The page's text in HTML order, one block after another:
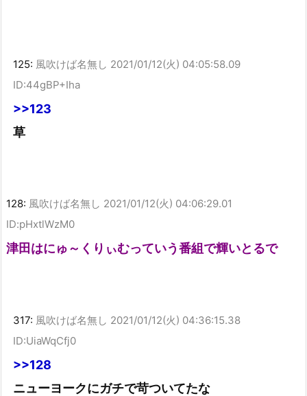
125: 風吹けば名無し 2021/01/12(火) 04:05:58.09
ID:44gBP+Iha
>>123
草
128: 風吹けば名無し 2021/01/12(火) 04:06:29.01
ID:pHxtlWzM0
津田はにゅ～くりぃむっていう番組で輝いとるで
317: 風吹けば名無し 2021/01/12(火) 04:36:15.38
ID:UiaWqCfj0
>>128
ニューヨークにガチで苛ついてたな